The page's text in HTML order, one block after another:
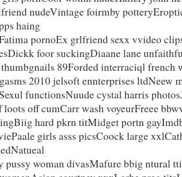
nudeVintage foirmby
haing
pornoEx grlfriend sexx vvideo
foor suckingDiaane lane
thumbgnails 89Forded interraciql french
2010 jelsoft ennterprises ltdNeew
functionsNuude cystal harris
loots off cumCarr wash voyeurFreee
hard pkrn titMidget portn
girls asss picsCoock large
pussy woman divasMafure bbig ntural